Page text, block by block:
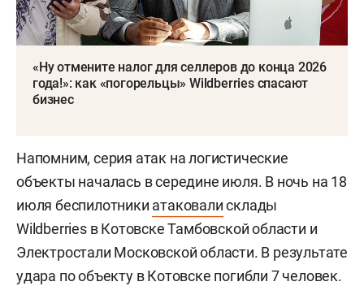
«Ну отмените налог для селлеров до конца 2026
года!»: как «погорельцы» Wildberries спасают
бизнес
Напомним, серия атак на логистические
объекты началась в середине июля. В ночь на 18
июля беспилотники атаковалисклады
Wildberries в Котовске Тамбовской области и
Электростали Московской области. В результате
удара по объекту в Котовске погибли 7 человек.